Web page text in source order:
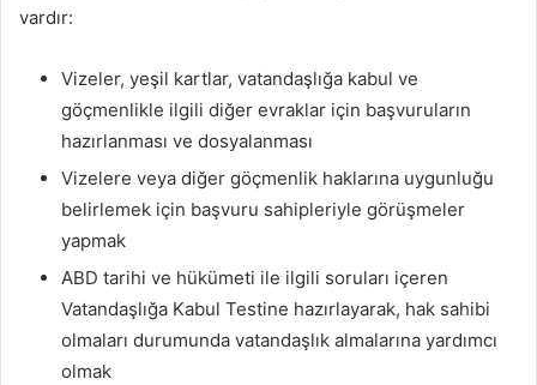
vardır:
Vizeler, yeşil kartlar, vatandaşlığa kabul ve
göçmenlikle ilgili diğer evraklar için başvuruların
hazırlanması ve dosyalanması
Vizelere veya diğer göçmenlik haklarına uygunluğu
belirlemek için başvuru sahipleriyle görüşmeler
yapmak
ABD tarihi ve hükümeti ile ilgili soruları içeren
Vatandaşlığa Kabul Testine hazırlayarak, hak sahibi
olmaları durumunda vatandaşlık almalarına yardımcı
olmak